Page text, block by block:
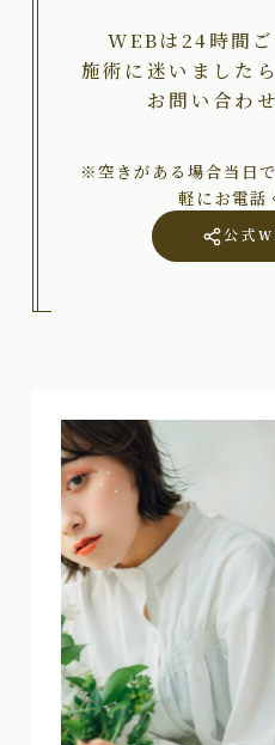
WEBは24時間ご
施術に迷いました
お問い合わ
※空きがある場合当日
軽にお電話
公式